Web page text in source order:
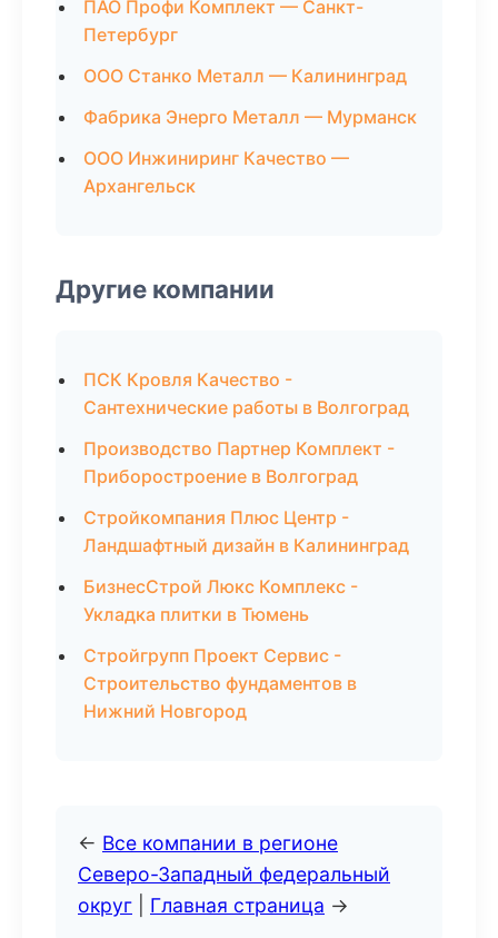
ПАО Профи Комплект — Санкт-
Петербург
ООО Станко Металл — Калининград
Фабрика Энерго Металл — Мурманск
ООО Инжиниринг Качество —
Архангельск
Другие компании
ПСК Кровля Качество -
Сантехнические работы в Волгоград
Производство Партнер Комплект -
Приборостроение в Волгоград
Стройкомпания Плюс Центр -
Ландшафтный дизайн в Калининград
БизнесСтрой Люкс Комплекс -
Укладка плитки в Тюмень
Стройгрупп Проект Сервис -
Строительство фундаментов в
Нижний Новгород
← Все компании в регионе
Северо-Западный федеральный
округ
Главная страница →